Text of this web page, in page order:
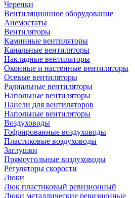
Черенки
Вентиляционное оборудование
Анемостаты
Вентиляторы
Каминные вентиляторы
Канальные вентиляторы
Накладные вентиляторы
Оконные и настенные вентиляторы
Осевые вентиляторы
Радиальные вентиляторы
Напольные вентиляторы
Панели для вентиляторов
Напольные вентиляторы
Воздуховоды
Гофрированные воздуховоды
Пластиковые воздуховоды
Заглушки
Прямоугольные воздуховоды
Регуляторы скорости
Люки
Люк пластиковый ревизионный
Люки металлические ревизионные